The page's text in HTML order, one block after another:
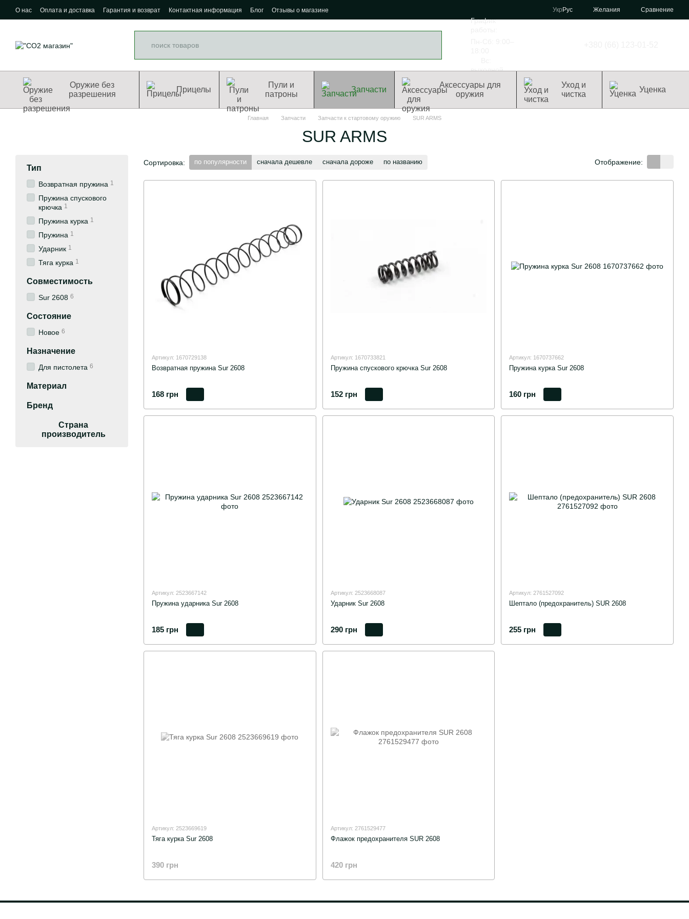
Перейти к основному контенту
О нас Оплата и доставка Гарантия и возврат Контактная информация Блог Отзывы о магазине Укр Рус Желания Сравнение
График
выходной
Оружие без
разрешения
Прицелы
Пули и
патроны
Запчасти
Аксессуары для
оружия
Уход и
чистка
Уценка
Главная Запчасти Запчасти к стартовому оружию SUR ARMS
SUR ARMS
Сортировка: по популярности сначала дешевле сначала дороже по названию Отображение:
Артикул: 1670729138
Возвратная пружина Sur 2608
168 грн
Артикул: 1670733821
Пружина спускового крючка Sur 2608
152 грн
Артикул: 1670737662
Пружина курка Sur 2608
160 грн
Артикул: 2523667142
Пружина ударника Sur 2608
185 грн
Артикул: 2523668087
Ударник Sur 2608
290 грн
Артикул: 2761527092
Шептало (предохранитель) SUR 2608
255 грн
Артикул: 2523669619
Тяга курка Sur 2608
390 грн
Артикул: 2761529477
Флажок предохранителя SUR 2608
420 грн
Тип
Возвратная пружина 1
Пружина спускового
крючка 1
Пружина курка 1
Пружина 1
Ударник 1
Тяга курка 1
Совместимость
Sur 2608 6
Состояние
Новое 6
Назначение
Для пистолета 6
Материал
Бренд
Страна
производитель